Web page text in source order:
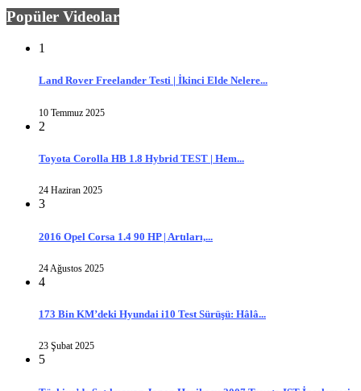
Popüler Videolar
1
Land Rover Freelander Testi | İkinci Elde Nelere...
10 Temmuz 2025
2
Toyota Corolla HB 1.8 Hybrid TEST | Hem...
24 Haziran 2025
3
2016 Opel Corsa 1.4 90 HP | Artıları,...
24 Ağustos 2025
4
173 Bin KM’deki Hyundai i10 Test Sürüşü: Hâlâ...
23 Şubat 2025
5